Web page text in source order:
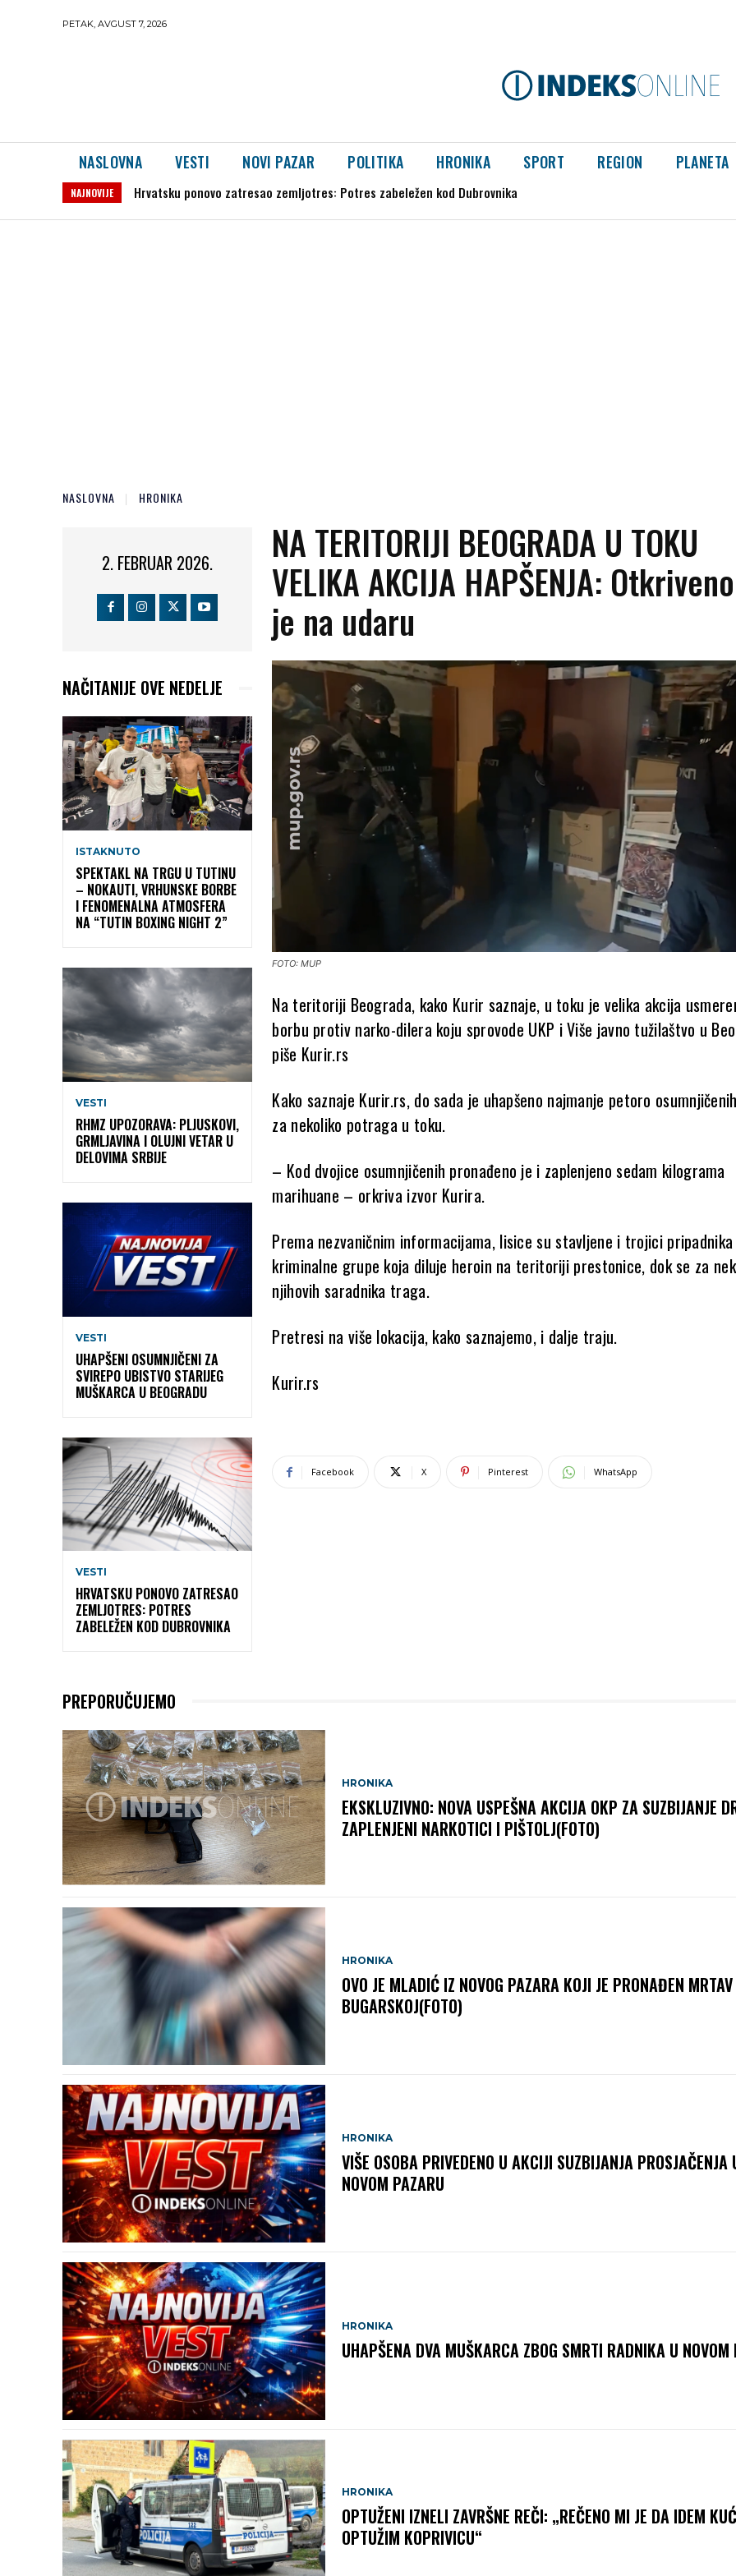
PETAK, AVGUST 7, 2026
NASLOVNA VESTI NOVI PAZAR POLITIKA HRONIKA SPORT REGION PLANETA
NAJNOVIJE Hrvatsku ponovo zatresao zemljotres: Potres zabeležen kod Dubrovnika
Kulturni centar Novi Pazar objavio filmski program za avgust
NASLOVNA HRONIKA
2. FEBRUAR 2026.
NAČITANIJE OVE NEDELJE
ISTAKNUTO
SPEKTAKL NA TRGU U TUTINU
– NOKAUTI, VRHUNSKE BORBE
I FENOMENALNA ATMOSFERA
NA “TUTIN BOXING NIGHT 2”
VESTI
RHMZ UPOZORAVA: PLJUSKOVI,
GRMLJAVINA I OLUJNI VETAR U
DELOVIMA SRBIJE
VESTI
UHAPŠENI OSUMNJIČENI ZA
SVIREPO UBISTVO STARIJEG
MUŠKARCA U BEOGRADU
VESTI
HRVATSKU PONOVO ZATRESAO
ZEMLJOTRES: POTRES
ZABELEŽEN KOD DUBROVNIKA
NA TERITORIJI BEOGRADA U TOKU
VELIKA AKCIJA HAPŠENJA:
je na udaru
FOTO: MUP
Na teritoriji Beograda, kako Kurir saznaje, u toku je velika akcija
borbu protiv narko-dilera koju sprovode UKP i Više javno tužilaštvo u
piše Kurir.rs
Kako saznaje Kurir.rs, do sada je uhapšeno najmanje petoro
za nekoliko potraga u toku.
– Kod dvojice osumnjičenih pronađeno je i zaplenjeno sedam kilograma
marihuane – orkriva izvor Kurira.
Prema nezvaničnim informacijama, lisice su stavljene i trojici pripadnika
kriminalne grupe koja diluje heroin na teritoriji prestonice, dok se za
njihovih saradnika traga.
Pretresi na više lokacija, kako saznajemo, i dalje traju.
Kurir.rs
Facebook X Pinterest WhatsApp
PREPORUČUJEMO
HRONIKA
EKSKLUZIVNO: NOVA USPEŠNA AKCIJA OKP ZA SUZBIJANJE
ZAPLENJENI NARKOTICI I PIŠTOLJ(FOTO)
HRONIKA
OVO JE MLADIĆ IZ NOVOG PAZARA KOJI JE PRONAĐEN
BUGARSKOJ(FOTO)
HRONIKA
VIŠE OSOBA PRIVEDENO U AKCIJI SUZBIJANJA PROSJAČENJA
NOVOM PAZARU
HRONIKA
UHAPŠENA DVA MUŠKARCA ZBOG SMRTI RADNIKA U NOVOM
HRONIKA
OPTUŽENI IZNELI ZAVRŠNE REČI: „REČENO MI JE DA IDEM
OPTUŽIM KOPRIVICU“